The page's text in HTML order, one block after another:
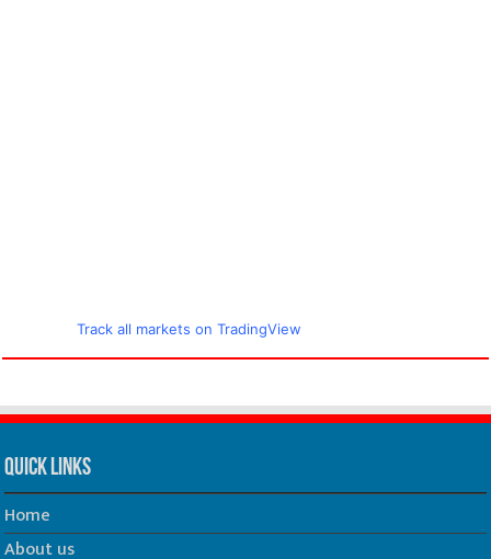
Track all markets on TradingView
Quick Links
Home
About us